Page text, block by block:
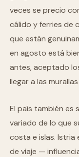
veces se precio
cálido y ferries de
que están
en agosto está
antes, aceptado
llegar a las
El país también es
variado de lo que
costa e islas. Istria
de viaje —